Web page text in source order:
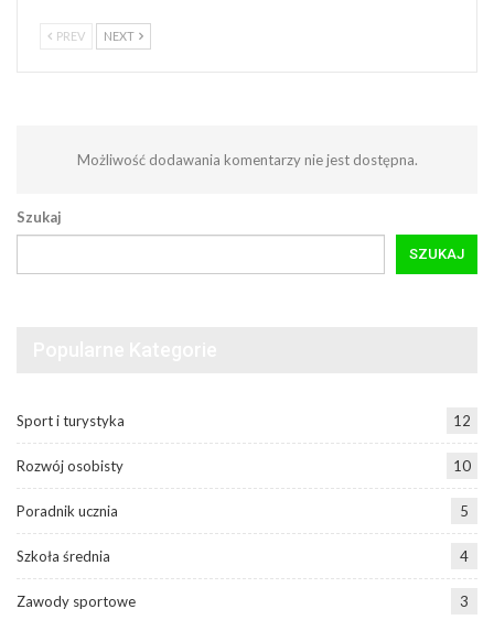
PREV NEXT
Możliwość dodawania komentarzy nie jest dostępna.
Szukaj
SZUKAJ
Sport i turystyka 12
Rozwój osobisty 10
Poradnik ucznia 5
Szkoła średnia 4
Zawody sportowe 3